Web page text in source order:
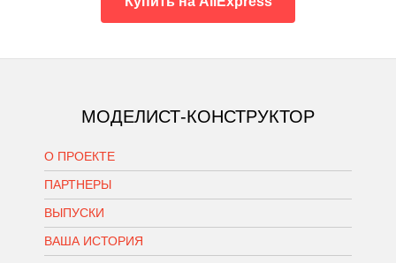
МОДЕЛИСТ-КОНСТРУКТОР
О ПРОЕКТЕ
ПАРТНЕРЫ
ВЫПУСКИ
ВАША ИСТОРИЯ